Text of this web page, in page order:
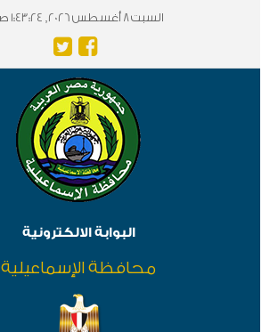
السبت 8 أغسطس 2026, 1:43:25 ص
البوابة الالكترونية
محافظة الإسماعيلية